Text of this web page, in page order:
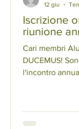
Iscrizione
riunione
Cari membri
DUCEMUS!
l'incontro
posto! Non
12 giu